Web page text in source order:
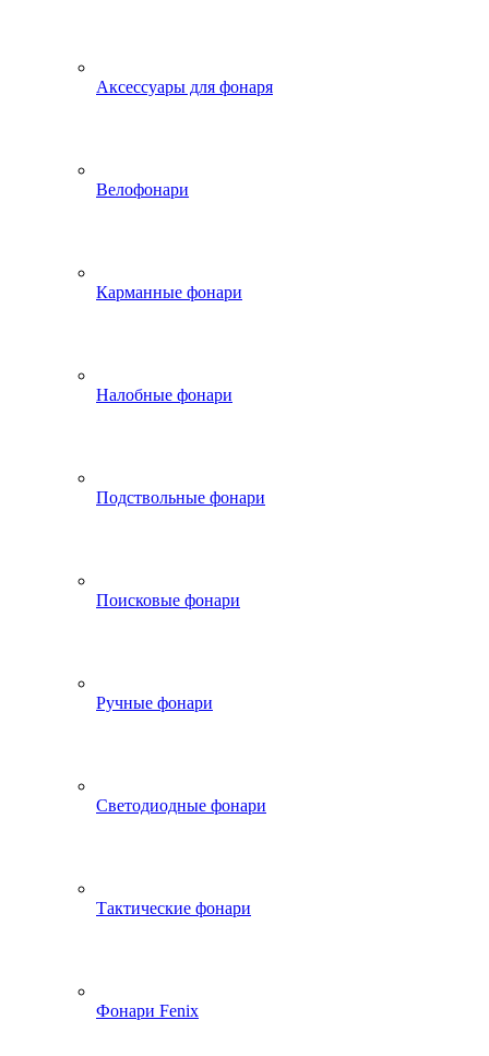
Аксессуары для фонаря
Велофонари
Карманные фонари
Налобные фонари
Подствольные фонари
Поисковые фонари
Ручные фонари
Светодиодные фонари
Тактические фонари
Фонари Fenix